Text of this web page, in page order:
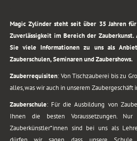
Magic Zylinder steht seit über 35 Jahren
Zuverlässigkeit im Bereich der
Sie viele Informationen zu uns als
Zauberschulen, Seminaren und Zaubershows.
Zauberrequisiten: Von Tischzauberei bis zu
alles, was wir auch in unserem Zaubergeschäft
Zauberschule: Für die Ausbildung von
Ihnen die besten Voraussetzungen.
Zauberkünstler*innen sind bei uns als